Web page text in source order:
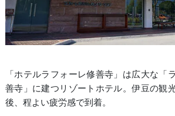
「ホテルラフォーレ修善寺」は広大な「
善寺」に建つリゾートホテル。伊豆の観
後、程よい疲労感で到着。